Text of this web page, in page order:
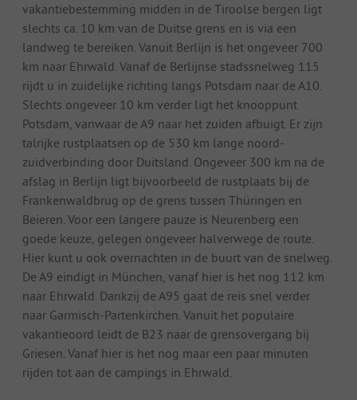
vakantiebestemming midden in de Tiroolse bergen ligt
slechts ca. 10 km van de Duitse grens en is via een
landweg te bereiken. Vanuit Berlijn is het ongeveer 700
km naar Ehrwald. Vanaf de Berlijnse stadssnelweg 115
rijdt u in zuidelijke richting langs Potsdam naar de A10.
Slechts ongeveer 10 km verder ligt het knooppunt
Potsdam, vanwaar de A9 naar het zuiden afbuigt. Er zijn
talrijke rustplaatsen op de 530 km lange noord-
zuidverbinding door Duitsland. Ongeveer 300 km na de
afslag in Berlijn ligt bijvoorbeeld de rustplaats bij de
Frankenwaldbrug op de grens tussen Thüringen en
Beieren. Voor een langere pauze is Neurenberg een
goede keuze, gelegen ongeveer halverwege de route.
Hier kunt u ook overnachten in de buurt van de snelweg.
De A9 eindigt in München, vanaf hier is het nog 112 km
naar Ehrwald. Dankzij de A95 gaat de reis snel verder
naar Garmisch-Partenkirchen. Vanuit het populaire
vakantieoord leidt de B23 naar de grensovergang bij
Griesen. Vanaf hier is het nog maar een paar minuten
rijden tot aan de campings in Ehrwald.